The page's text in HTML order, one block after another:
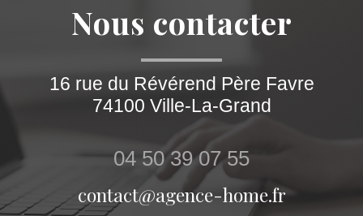
nous contacter
16 rue du Révérend Père Favre
74100 Ville-La-Grand
04 50 39 07 55
contact@agence-home.fr